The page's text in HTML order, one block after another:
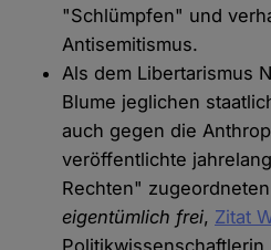
"Schlümpfen" und
Antisemitismus.
Als dem Libertarismus
Blume jeglichen
auch gegen die
veröffentlichte
Rechten"
eigentümlich frei, Zitat